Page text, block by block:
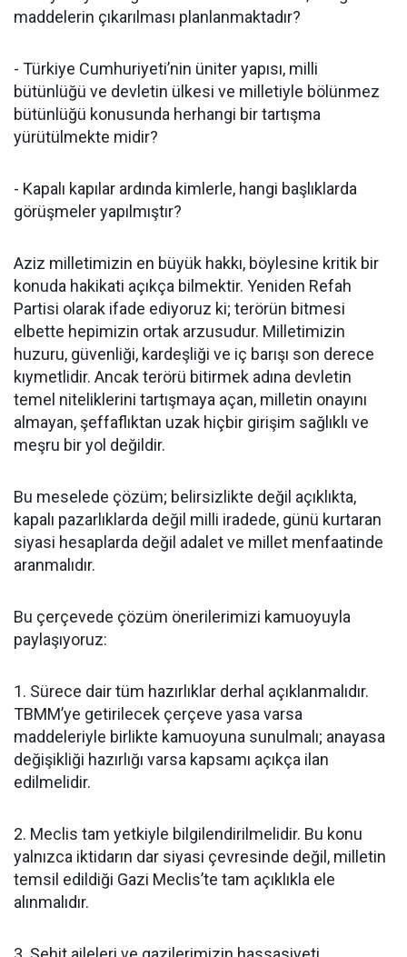
maddelerin çıkarılması planlanmaktadır?
- Türkiye Cumhuriyeti’nin üniter yapısı, milli
bütünlüğü ve devletin ülkesi ve milletiyle bölünmez
bütünlüğü konusunda herhangi bir tartışma
yürütülmekte midir?
- Kapalı kapılar ardında kimlerle, hangi başlıklarda
görüşmeler yapılmıştır?
Aziz milletimizin en büyük hakkı, böylesine kritik bir
konuda hakikati açıkça bilmektir. Yeniden Refah
Partisi olarak ifade ediyoruz ki; terörün bitmesi
elbette hepimizin ortak arzusudur. Milletimizin
huzuru, güvenliği, kardeşliği ve iç barışı son derece
kıymetlidir. Ancak terörü bitirmek adına devletin
temel niteliklerini tartışmaya açan, milletin onayını
almayan, şeffaflıktan uzak hiçbir girişim sağlıklı ve
meşru bir yol değildir.
Bu meselede çözüm; belirsizlikte değil açıklıkta,
kapalı pazarlıklarda değil milli iradede, günü kurtaran
siyasi hesaplarda değil adalet ve millet menfaatinde
aranmalıdır.
Bu çerçevede çözüm önerilerimizi kamuoyuyla
paylaşıyoruz:
1. Sürece dair tüm hazırlıklar derhal açıklanmalıdır.
TBMM’ye getirilecek çerçeve yasa varsa
maddeleriyle birlikte kamuoyuna sunulmalı; anayasa
değişikliği hazırlığı varsa kapsamı açıkça ilan
edilmelidir.
2. Meclis tam yetkiyle bilgilendirilmelidir. Bu konu
yalnızca iktidarın dar siyasi çevresinde değil, milletin
temsil edildiği Gazi Meclis’te tam açıklıkla ele
alınmalıdır.